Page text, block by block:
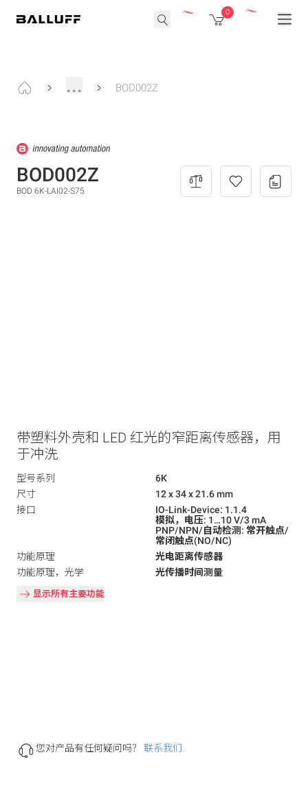
0
... BOD002Z
BOD002Z
BOD 6K-LAI02-S75
带塑料外壳和 LED 红光的窄距离传感器，用
于冲洗
型号系列
6K
尺寸
12 x 34 x 21.6 mm
接口
IO-Link-Device: 1.1.4
模拟，电压: 1…10 V/3 mA
PNP/NPN/自动检测: 常开触点/
常闭触点(NO/NC)
功能原理
光电距离传感器
功能原理，光学
光传播时间测量
显示所有主要功能
您对产品有任何疑问吗？ 联系我们.